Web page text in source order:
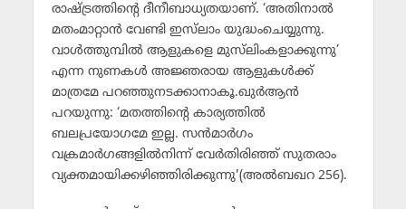
രാഷ്ട്രത്തിന്റെ ദീനീബാധ്യതയാണ്. ‘അതിനാല്‍
മതംമാറ്റാന്‍ വേണ്ടി ഇസ്‌ലാം യുദ്ധംചെയ്യുന്നു.
വാള്‍ത്തുമ്പില്‍ ആളുകളെ മുസ്‌ലിംകളാക്കുന്നു’
എന്ന നുണകള്‍ അജ്ഞരായ ആളുകള്‍ക്ക്
മാത്രമേ പറഞ്ഞുനടക്കാനാകൂ.ഖുര്‍ആന്‍
പറയുന്നു: ‘മതത്തിന്റെ കാര്യത്തില്‍
ബലപ്രയോഗമേ ഇല്ല. സന്‍മാര്‍ഗം
വക്രമാര്‍ഗങ്ങളില്‍നിന്ന് വേര്‍തിരിഞ്ഞ് സുതരാം
വ്യക്തമായിക്കഴിഞ്ഞിരിക്കുന്നു'(അല്‍ബഖറ 256).